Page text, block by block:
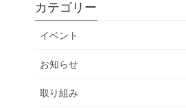
カテゴリー
イベント
お知らせ
取り組み